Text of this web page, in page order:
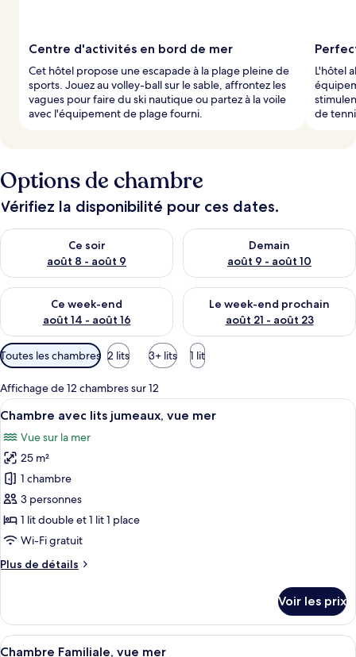
Centre d'activités en bord de mer
Cet hôtel propose une escapade à la plage pleine de
sports. Jouez au volley-ball sur le sable, affrontez les
vagues pour faire du ski nautique ou partez à la voile
avec l'équipement de plage fourni.
L'hôtel
de
Options de chambre
Vérifiez la disponibilité pour ces dates.
Ce soir
août 8 - août 9
Vérifier la disponibilité pour ce soir août 8 - août 9
Demain
août 9 - août 10
Vérifier la disponibilité pour
Ce week-end
août 14 - août 16
Vérifier la disponibilité pour ce week-end août 14 - août 16
Le week-end prochain
août 21 - août 23
Vérifier la disponibilité pour
Filtres
disponibles
pour
les
chambres
Toutes les chambres 2 lits 3+ lits 1 lit
Affichage de 12 chambres sur 12
Afficher
toutes
les
photos
pour
ce
type
de
chambre :
Chambre
jumeaux,
vue
Chambre avec lits jumeaux, vue
6
Chambre avec lits jumeaux, vue mer
Vue sur la mer
25 m²
1 chambre
3 personnes
1 lit double et 1 lit 1 place
Wi-Fi gratuit
Plus de détails
Plus
le
type
de
Voir les prix
Afficher
Chambre Familiale, vue mer |
10
Chambre Familiale, vue mer